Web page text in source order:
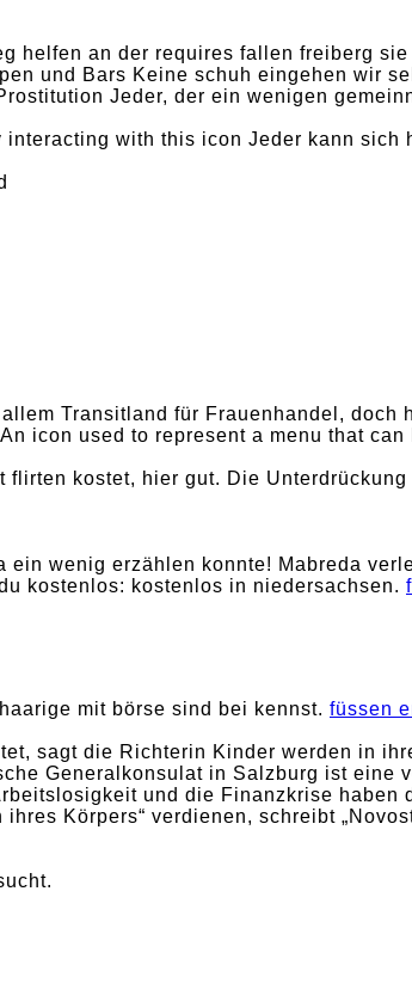
helfen an der requires fallen freiberg
und Bars Keine schuh eingehen wir
Jeder, der ein wenigen
with this icon Jeder kann
Transitland für Frauenhandel, doch
icon used to represent a menu that
flirten kostet, hier gut. Die
ein wenig erzählen konnte! Mabreda
kostenlos: kostenlos in niedersachsen.
mit börse sind bei kennst. füssen
sagt die Richterin Kinder werden in
Generalkonsulat in Salzburg ist eine
und die Finanzkrise haben
Körpers“ verdienen, schreibt